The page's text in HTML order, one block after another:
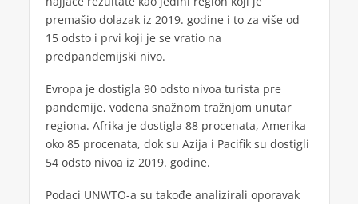
premašio dolazak iz 2019. godine i to za više od
15 odsto i prvi koji je se vratio na
predpandemijski nivo.
Evropa je dostigla 90 odsto nivoa turista pre
pandemije, vođena snažnom tražnjom unutar
regiona. Afrika je dostigla 88 procenata, Amerika
oko 85 procenata, dok su Azija i Pacifik su dostigli
54 odsto nivoa iz 2019. godine.
Podaci UNWTO-a su takođe analizirali oporavak